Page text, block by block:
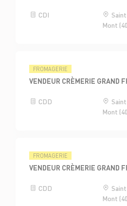
CDI
Mont
FROMAGERIE
VENDEUR CRÈMERIE GRAND
CDD
Mont
FROMAGERIE
VENDEUR CRÈMERIE GRAND
CDD
Mont